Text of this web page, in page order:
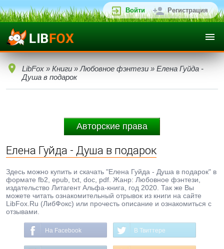
Войти Регистрация
LibFox » Книги » Любовное фэнтези » Елена Гуйда -
Душа в подарок
Авторские права
Елена Гуйда - Душа в подарок
Здесь можно купить и скачать "Елена Гуйда - Душа в подарок" в
формате fb2, epub, txt, doc, pdf. Жанр: Любовное фэнтези,
издательство Литагент Альфа-книга, год 2020. Так же Вы
можете читать ознакомительный отрывок из книги на сайте
LibFox.Ru (ЛибФокс) или прочесть описание и ознакомиться с
отзывами.
На Facebook В Твиттере